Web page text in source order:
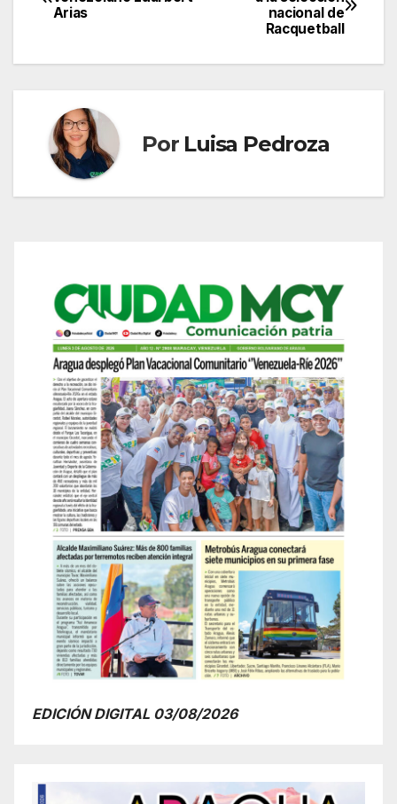
de
entradas
nacional de
Racquetball
Arias
Por Luisa Pedroza
EDICIÓN DIGITAL 03/08/2026